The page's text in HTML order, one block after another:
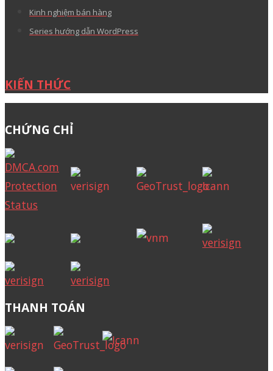
Kinh nghiệm bán hàng
Series hướng dẫn WordPress
KIẾN THỨC
CHỨNG CHỈ
THANH TOÁN